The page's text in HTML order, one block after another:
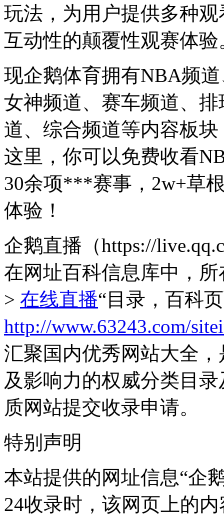
玩法，为用户提供多种
互动性的颠覆性观赛体验
现企鹅体育拥有NBA频
女神频道、赛车频道、
道、综合频道等内容板
这里，你可以免费收看
30余项***赛事，2w+草
体验！
企鹅直播（https://
在网址百科信息库中，
> 在线直播“目录，百科
http://www.63243.com/
汇聚国内优秀网站大全
及影响力的权威分类目
质网站提交收录申请。
特别声明
本站提供的网址信息“企
24收录时，该网页上的